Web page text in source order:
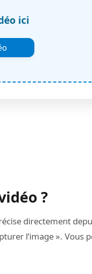
ici
?
directement
l’image ». Vous